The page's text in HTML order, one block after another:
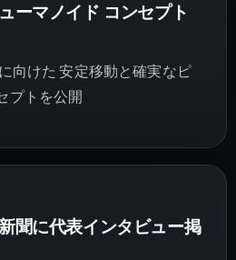
ーマノイド コンセプト
向けた 安定移動と確実なピ
プトを公開
聞に代表インタビュー掲